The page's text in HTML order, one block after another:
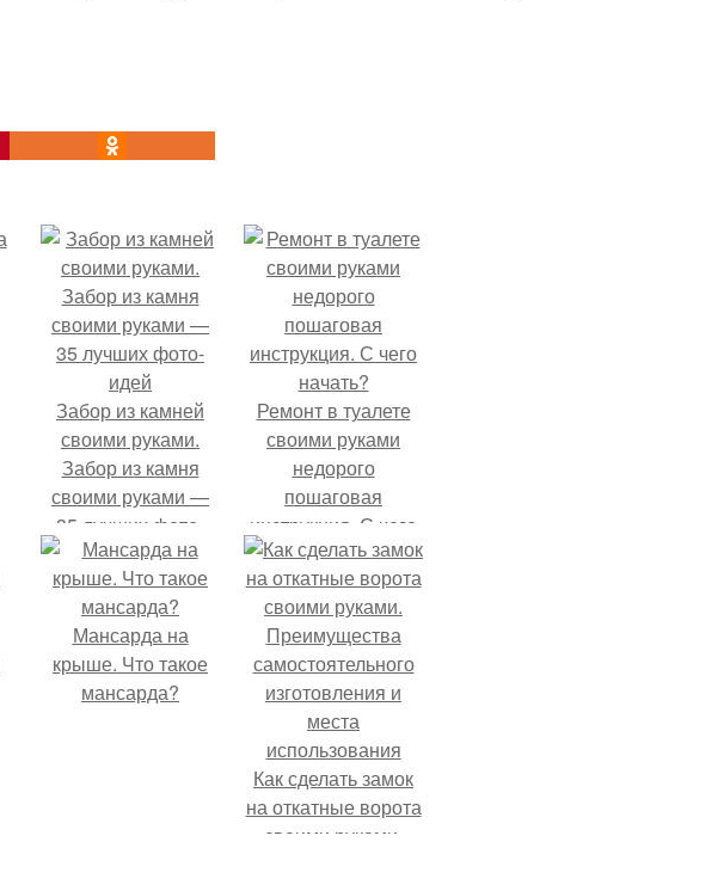
Забор из камней
своими руками.
Забор из камня
своими руками —
35 лучших фото-
идей
Ремонт в туалете
своими руками
недорого
пошаговая
инструкция. С чего
начать?
Мансарда на
крыше. Что такое
мансарда?
Как сделать замок
на откатные ворота
своими руками.